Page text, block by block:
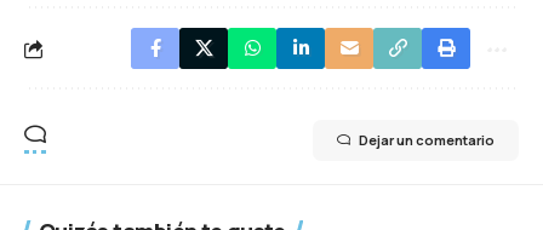
Dejar un comentario